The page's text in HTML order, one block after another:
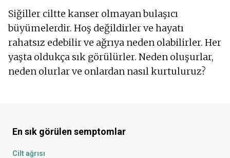
Siğiller ciltte kanser olmayan bulaşıcı
büyümelerdir. Hoş değildirler ve hayatı
rahatsız edebilir ve ağrıya neden olabilirler. Her
yaşta oldukça sık görülürler. Neden oluşurlar,
neden olurlar ve onlardan nasıl kurtuluruz?
En sık görülen semptomlar
Cilt ağrısı